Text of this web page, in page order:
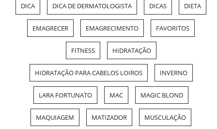
DICA DICA DE DERMATOLOGISTA DICAS DIETA
EMAGRECER EMAGRECIMENTO FAVORITOS
FITNESS HIDRATAÇÃO
HIDRATAÇÃO PARA CABELOS LOIROS INVERNO
LARA FORTUNATO MAC MAGIC BLOND
MAQUIAGEM MATIZADOR MUSCULAÇÃO